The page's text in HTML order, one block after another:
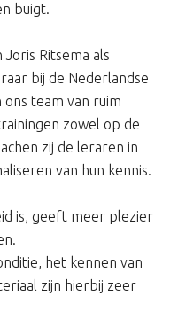
buigt.
Ritsema als
bij de Nederlandse
ons team van ruim
zowel op de
zij de leraren in
van hun kennis.
is, geeft meer plezier
het kennen van
zijn hierbij zeer